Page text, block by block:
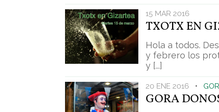
15 MAR 2016
TXOTX EN
Hola a todos.
y febrero los
y [...]
20 ENE 2016 •
GORA